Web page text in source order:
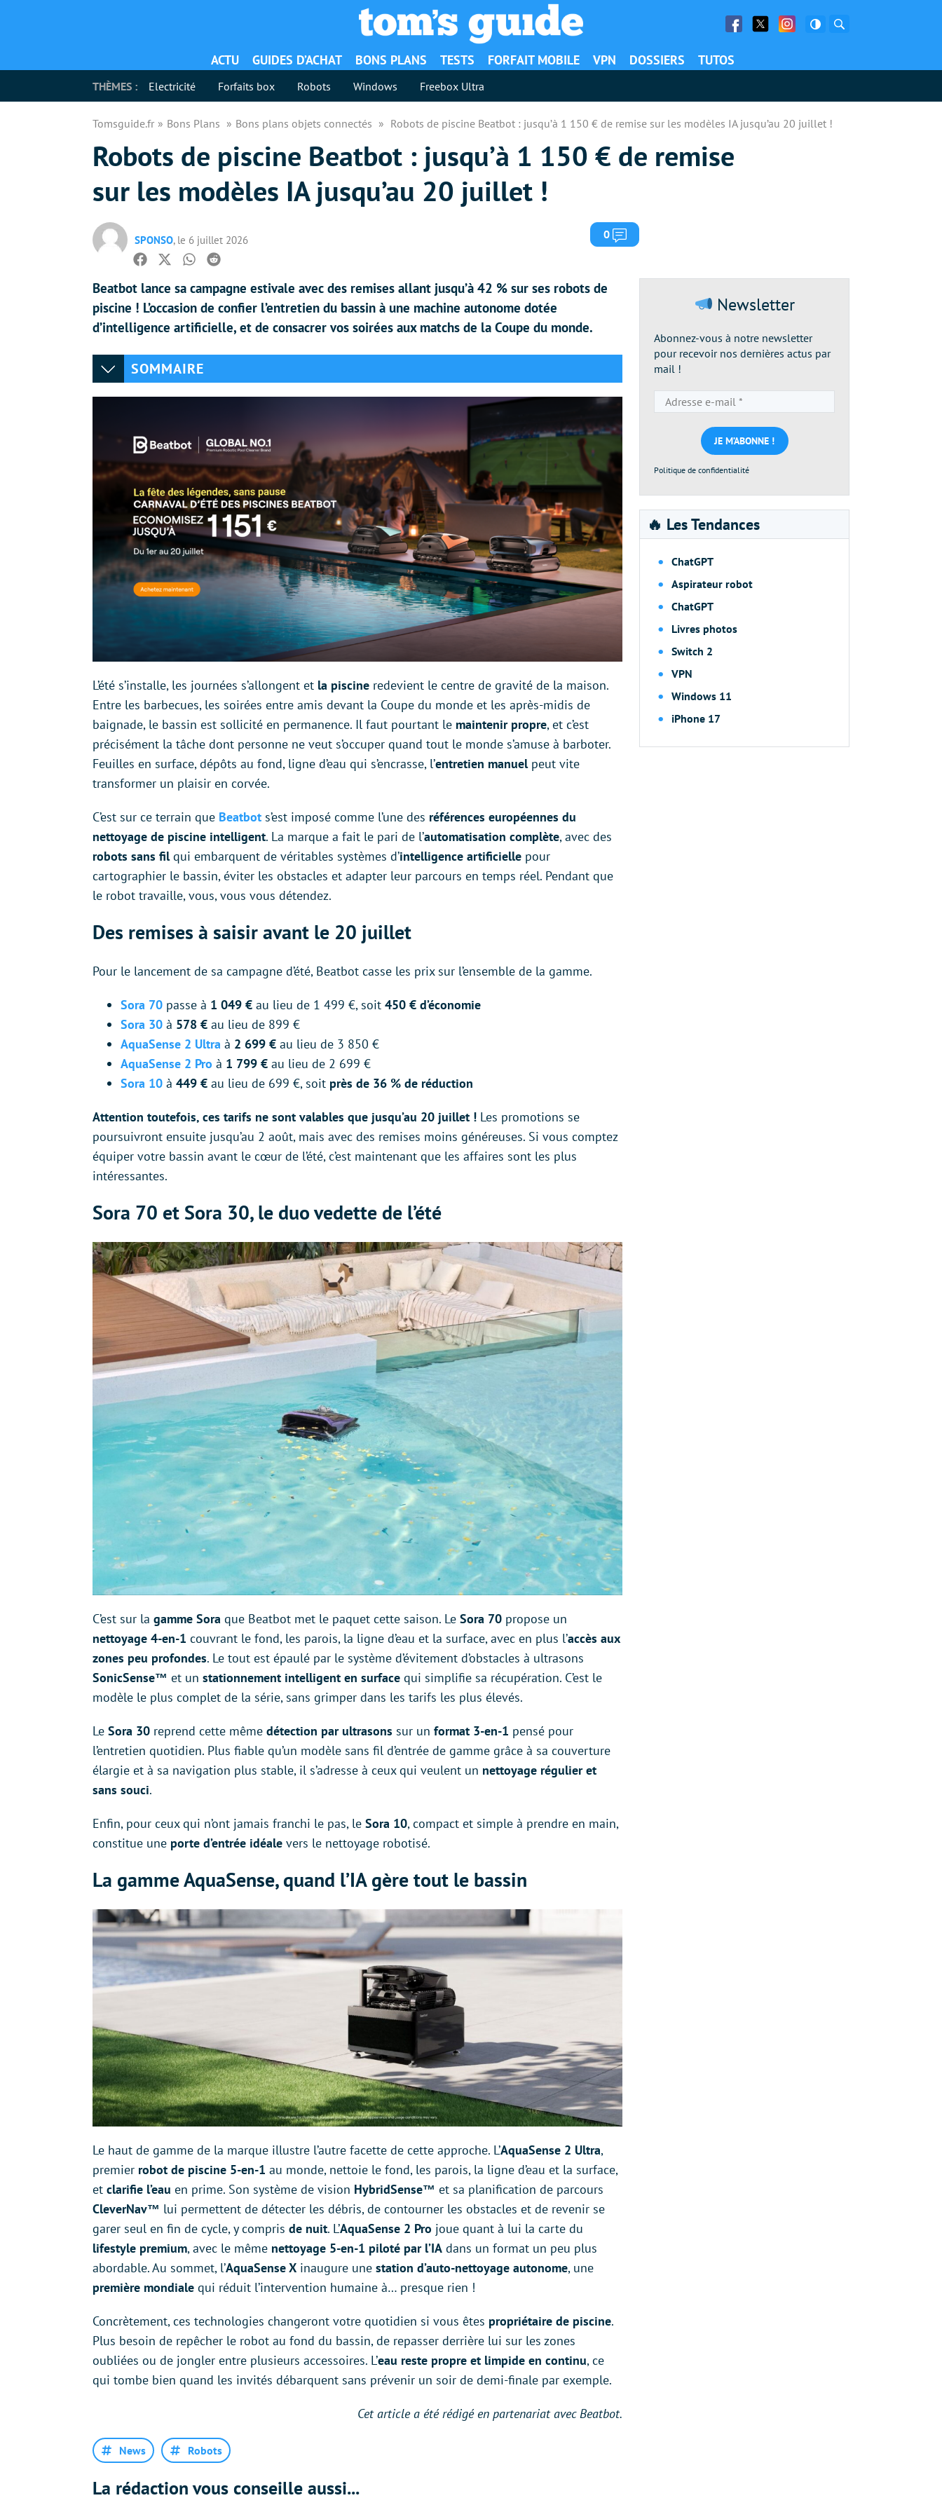
Facebook
Twitter Facebook
ACTU GUIDES D’ACHAT BONS PLANS TESTS FORFAIT MOBILE VPN DOSSIERS TUTOS
THÈMES : Electricité Forfaits box Robots Windows Freebox Ultra
Tomsguide.fr Bons Plans Bons plans objets connectés Robots de piscine Beatbot : jusqu’à 1 150 € de remise sur les modèles IA jusqu’au 20 juillet !
Robots de piscine Beatbot : jusqu’à 1 150 € de remise
sur les modèles IA jusqu’au 20 juillet !
SPONSO, le 6 juillet 2026 0 Commentaires
Facebook
TwitterWhatsapp
Reddit
Beatbot lance sa campagne estivale avec des remises allant jusqu’à 42 % sur ses robots de
piscine ! L’occasion de confier l’entretien du bassin à une machine autonome dotée
d’intelligence artificielle, et de consacrer vos soirées aux matchs de la Coupe du monde.
SOMMAIRE
L’été s’installe, les journées s’allongent et la piscine redevient le centre de gravité de la maison.
Entre les barbecues, les soirées entre amis devant la Coupe du monde et les après-midis de
baignade, le bassin est sollicité en permanence. Il faut pourtant le maintenir propre, et c’est
précisément la tâche dont personne ne veut s’occuper quand tout le monde s’amuse à barboter.
Feuilles en surface, dépôts au fond, ligne d’eau qui s’encrasse, l’entretien manuelpeut vite
transformer un plaisir en corvée.
C’est sur ce terrain que Beatbot s’est imposé comme l’une des références européennes du
nettoyage de piscine intelligent. La marque a fait le pari de l’automatisation complète, avec des
robots sans filqui embarquent de véritables systèmes d’intelligence artificielle pour
cartographier le bassin, éviter les obstacles et adapter leur parcours en temps réel. Pendant que
le robot travaille, vous, vous vous détendez.
Des remises à saisir avant le 20 juillet
Pour le lancement de sa campagne d’été, Beatbot casse les prix sur l’ensemble de la gamme.
Sora 70 passe à 1 049 € au lieu de 1 499 €, soit 450 € d’économie
Sora 30 à 578 € au lieu de 899 €
AquaSense 2 Ultra à 2 699 € au lieu de 3 850 €
AquaSense 2 Pro à 1 799 € au lieu de 2 699 €
Sora 10 à 449 € au lieu de 699 €, soit près de 36 % de réduction
Attention toutefois, ces tarifs ne sont valables que jusqu’au 20 juillet ! Les promotions se
poursuivront ensuite jusqu’au 2 août, mais avec des remises moins généreuses. Si vous comptez
équiper votre bassin avant le cœur de l’été, c’est maintenant que les affaires sont les plus
intéressantes.
Sora 70 et Sora 30, le duo vedette de l’été
C’est sur la gamme Sora que Beatbot met le paquet cette saison. Le Sora 70 propose un
nettoyage 4-en-1 couvrant le fond, les parois, la ligne d’eau et la surface, avec en plus l’accès aux
zones peu profondes. Le tout est épaulé par le système d’évitement d’obstacles à ultrasons
SonicSense™ et un stationnement intelligent en surface qui simplifie sa récupération. C’est le
modèle le plus complet de la série, sans grimper dans les tarifs les plus élevés.
Le Sora 30 reprend cette même détection par ultrasons sur un format 3-en-1 pensé pour
l’entretien quotidien. Plus fiable qu’un modèle sans fil d’entrée de gamme grâce à sa couverture
élargie et à sa navigation plus stable, il s’adresse à ceux qui veulent un nettoyage régulier et
sans souci.
Enfin, pour ceux qui n’ont jamais franchi le pas, le Sora 10, compact et simple à prendre en main,
constitue une porte d’entrée idéale vers le nettoyage robotisé.
La gamme AquaSense, quand l’IA gère tout le bassin
Le haut de gamme de la marque illustre l’autre facette de cette approche. L’AquaSense 2 Ultra,
premier robot de piscine 5-en-1 au monde, nettoie le fond, les parois, la ligne d’eau et la surface,
et clarifie l’eau en prime. Son système de vision HybridSense™ et sa planification de parcours
CleverNav™ lui permettent de détecter les débris, de contourner les obstacles et de revenir se
garer seul en fin de cycle, y compris de nuit. L’AquaSense 2 Pro joue quant à lui la carte du
lifestyle premium, avec le même nettoyage 5-en-1 piloté par l’IA dans un format un peu plus
abordable. Au sommet, l’AquaSense X inaugure une station d’auto-nettoyage autonome, une
première mondiale qui réduit l’intervention humaine à… presque rien !
Concrètement, ces technologies changeront votre quotidien si vous êtes propriétaire de piscine.
Plus besoin de repêcher le robot au fond du bassin, de repasser derrière lui sur les zones
oubliées ou de jongler entre plusieurs accessoires. L’eau reste propre et limpide en continu, ce
qui tombe bien quand les invités débarquent sans prévenir un soir de demi-finale par exemple.
Cet article a été rédigé en partenariat avec Beatbot.
News Robots
La rédaction vous conseille aussi...
Newsletter
Abonnez-vous à notre newsletter
pour recevoir nos dernières actus par
mail !
e-
mail
*
Politique de confidentialité
🔥 Les Tendances
ChatGPT
Aspirateur robot
ChatGPT
Livres photos
Switch 2
VPN
Windows 11
iPhone 17